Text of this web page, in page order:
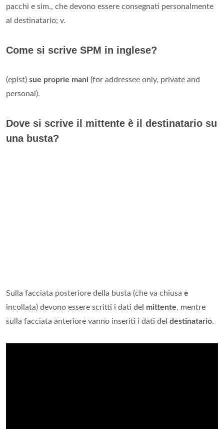
pacchi e sim., che devono essere consegnati personalmente
al destinatario; v.
Come si scrive SPM in inglese?
(epist) sue proprie mani (for addressee only, private and
personal).
Dove si scrive il mittente è il destinatario su
una busta?
Sulla facciata posteriore della busta (che va chiusa e
incollata) devono essere scritti i dati del mittente, mentre
sulla facciata anteriore vanno inseriti i dati del destinatario.